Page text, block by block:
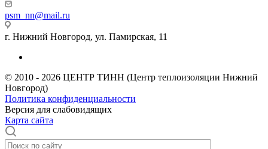
psm_nn@mail.ru
г. Нижний Новгород, ул. Памирская, 11
© 2010 - 2026 ЦЕНТР ТИНН (Центр теплоизоляции Нижний
Новгород)
Политика конфиденциальности
Версия для слабовидящих
Карта сайта